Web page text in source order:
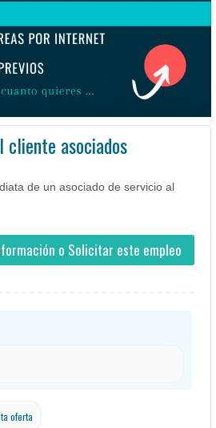
cliente asociados
de un asociado de servicio al
o Solicitar este empleo
oferta